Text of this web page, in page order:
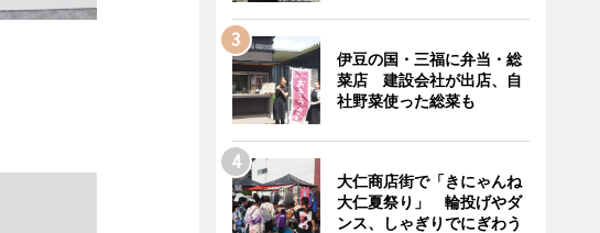
伊豆の国・三福に弁当・総
菜店 建設会社が出店、自
社野菜使った総菜も
大仁商店街で「きにゃんね
大仁夏祭り」 輪投げやダ
ンス、しゃぎりでにぎわう